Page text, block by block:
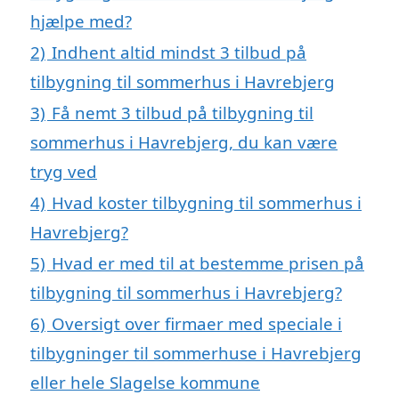
hjælpe med?
2) Indhent altid mindst 3 tilbud på
tilbygning til sommerhus i Havrebjerg
3) Få nemt 3 tilbud på tilbygning til
sommerhus i Havrebjerg, du kan være
tryg ved
4) Hvad koster tilbygning til sommerhus i
Havrebjerg?
5) Hvad er med til at bestemme prisen på
tilbygning til sommerhus i Havrebjerg?
6) Oversigt over firmaer med speciale i
tilbygninger til sommerhuse i Havrebjerg
eller hele Slagelse kommune